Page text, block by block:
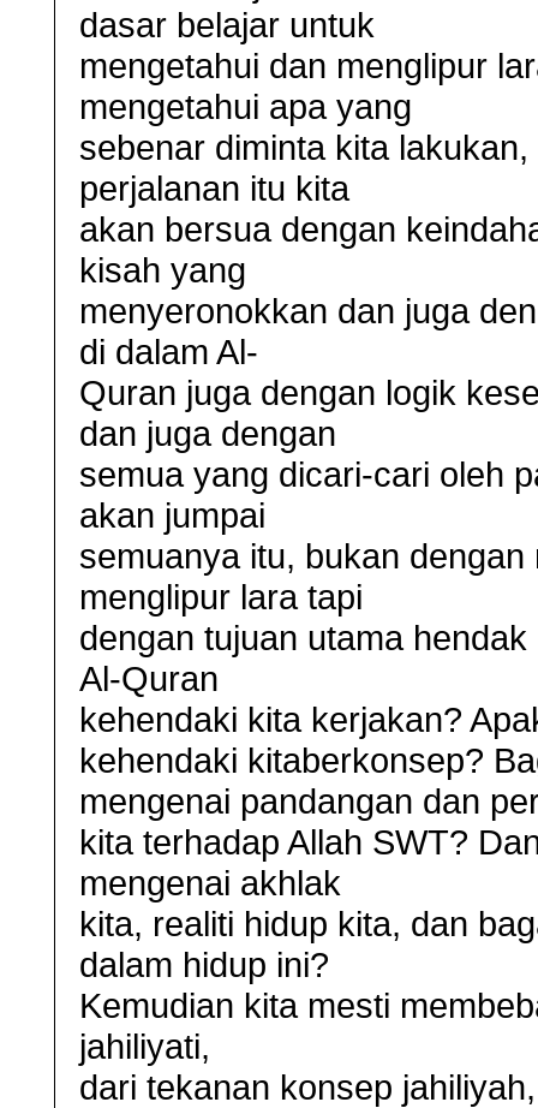
dasar belajar untuk
mengetahui dan menglipur
mengetahui apa yang
sebenar diminta kita
perjalanan itu kita
akan bersua dengan
kisah yang
menyeronokkan dan juga
di dalam Al-
Quran juga dengan logik
dan juga dengan
semua yang dicari-cari oleh
akan jumpai
semuanya itu, bukan
menglipur lara tapi
dengan tujuan utama
Al-Quran
kehendaki kita kerjakan?
kehendaki kitaberkonsep?
mengenai pandangan dan
kita terhadap Allah SWT?
mengenai akhlak
kita, realiti hidup kita, dan
dalam hidup ini?
Kemudian kita mesti
jahiliyati,
dari tekanan konsep